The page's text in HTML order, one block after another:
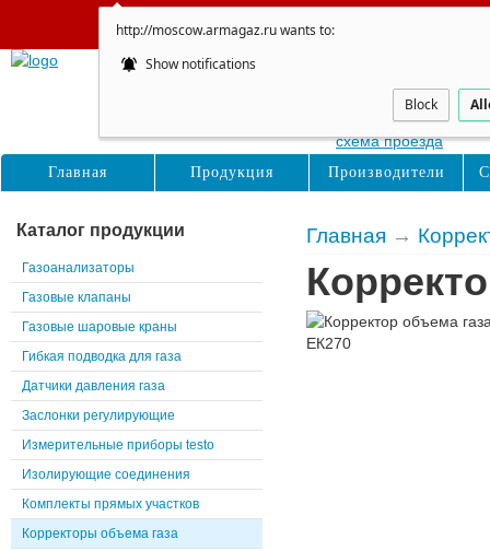
http://moscow.armagaz.ru wants to:
Show notifications
Block
Сайт не
Главная →
Каталог продукции
Газоанализаторы
Газовые клапаны
Газовые шаровые краны
Гибкая подводка для газа
Датчики давления газа
Заслонки регулирующие
Измерительные приборы testo
Изолирующие соединения
Комплекты прямых участков
Корректоры объема газа
Восточная, д. 16с1
схема проезда
Главная Продукция Производители